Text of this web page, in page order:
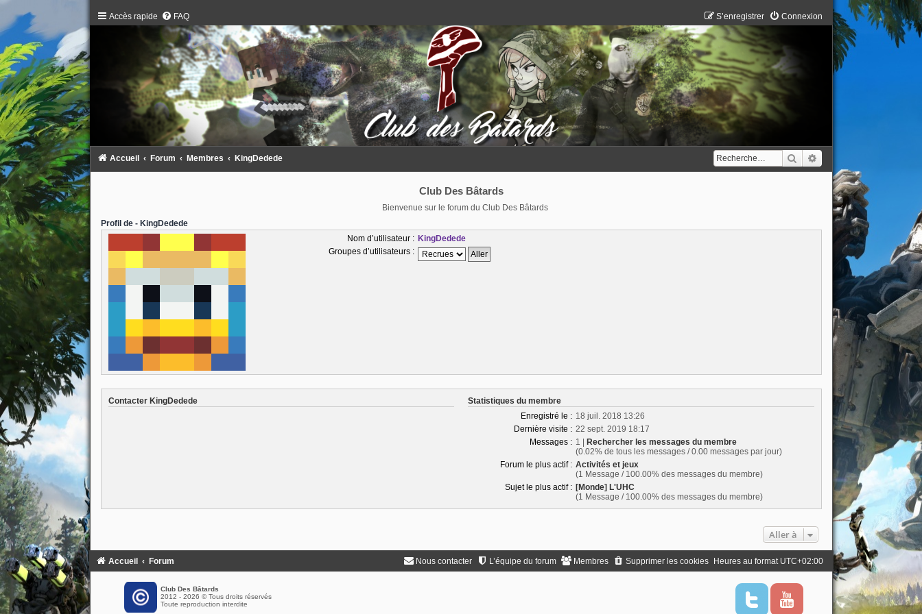
Accès rapide FAQ Connexion
S’enregistrer
Rechercher
Accueil Forum Membres KingDedede
Club Des Bâtards
Bienvenue sur le forum du Club Des Bâtards
Profil de - KingDedede
Nom d’utilisateur : KingDedede
Groupes d’utilisateurs :
Contacter KingDedede Statistiques du membre
Enregistré le : 18 juil. 2018 13:26
Dernière visite : 22 sept. 2019 18:17
Messages : 1 | Rechercher les messages du membre
(0.02% de tous les messages / 0.00 messages par jour)
Forum le plus actif : Activités et jeux
(1 Message / 100.00% des messages du membre)
Sujet le plus actif : [Monde] L'UHC
(1 Message / 100.00% des messages du membre)
Aller à
Accueil Forum Heures au format UTC+02:00
Supprimer les cookies
Membres
L’équipe du forum
Nous contacter
Club Des Bâtards
2012 - 2026 © Tous droits réservés
Toute reproduction interdite
T
Y